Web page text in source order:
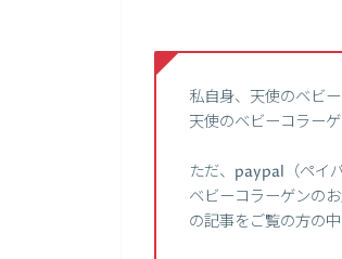
私自身、天使のベビ
天使のベビーコラー
ただ、paypal（ペイ
ベビーコラーゲンの
の記事をご覧の方の